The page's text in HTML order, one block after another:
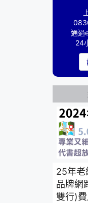
通過
24
25年老
品牌網
雙行)